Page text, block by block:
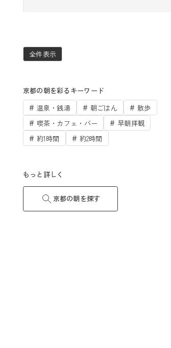
全件表示
京都の朝を彩るキーワード
温泉・銭湯
朝ごはん
散歩
喫茶・カフェ・バー
早朝拝観
約1時間
約2時間
もっと詳しく
京都の朝を探す